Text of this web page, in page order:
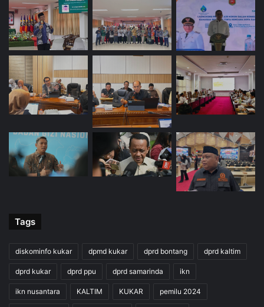
Tags
diskominfo kukar dpmd kukar dprd bontang dprd kaltim
dprd kukar dprd ppu dprd samarinda ikn
ikn nusantara KALTIM KUKAR pemilu 2024